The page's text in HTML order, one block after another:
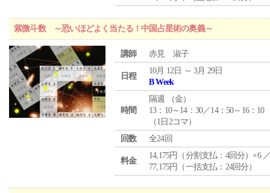
紫微斗数 ～恐いほどよく当たる！中国占星術の奥義～
講師 赤見 淑子
日程
10月 12日 ～ 3月 29日
B Week
時間
隔週 （金）
13：10～14：30／14：50～16：10
（1日2コマ）
回数
全24回
料金
14,175円（分割支払：4回分）×6
77,175円（一括支払：24回分）